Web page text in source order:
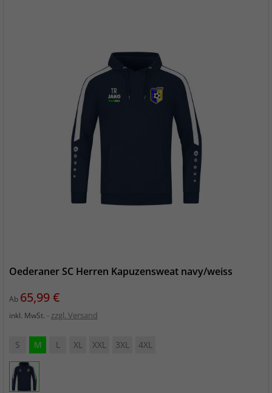
Oederaner SC Herren Kapuzensweat navy/weiss
Ab Preis
65,99 €
inkl. MwSt. zzgl. Versand
S M L XL XXL 3XL 4XL